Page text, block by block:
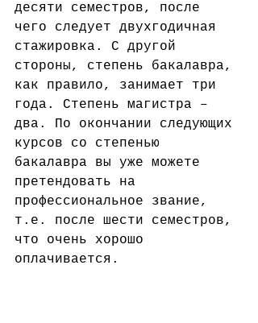
десяти семестров, после
чего следует двухгодичная
стажировка. С другой
стороны, степень бакалавра,
как правило, занимает три
года. Степень магистра –
два. По окончании следующих
курсов со степенью
бакалавра вы уже можете
претендовать на
профессиональное звание,
т.е. после шести семестров,
что очень хорошо
оплачивается.